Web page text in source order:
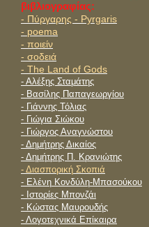
βιβλιογραφίας:
- Πύργαρης - Pyrgaris
- poema
- ποιείν
- σοδειά
- The Land of Gods
- Αλέξης Σταμάτης
- Βασίλης Παπαγεωργίου
- Γιάννης Τόλιας
- Γιώγια Σιώκου
- Γιώργος Αναγνώστου
- Δημήτρης Δικαίος
- Δημήτρης Π. Κρανιώτης
- Διασπορική Σκοπιά
- Eλένη Κονδύλη-Μπασούκου
- Ιστορίες Μπονζάι
- Κώστας Μαυρουδής
- Λογοτεχνικά Επίκαιρα